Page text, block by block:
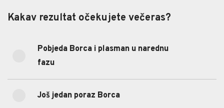
Pobjeda Borca i plasman u narednu fazu
Još jedan poraz Borca
Kakav rezultat očekujete večeras?
Pobjeda Borca i plasman u narednu
fazu
Još jedan poraz Borca